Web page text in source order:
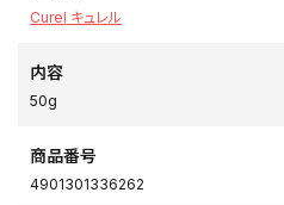
Curel キュレル
内容
50g
商品番号
4901301336262